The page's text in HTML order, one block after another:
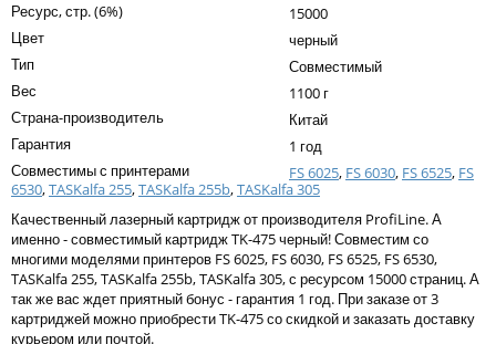
OKI
Samsung
Sharp
Toshiba
Xerox
Для франкировальной машины
Ленточные картриджи
Ресурс, стр. (6%)
15000
Цвет
черный
Тип
Совместимый
Вес
1100 г
Страна-производитель
Китай
Гарантия
1 год
Совместимы с принтерами
FS 6025, FS 6030, FS 6525, FS
6530,TASKalfa 255,TASKalfa 255b,TASKalfa 305
Качественный лазерный картридж от производителя ProfiLine. А
именно - совместимый картридж TK-475 черный! Совместим со
многими моделями принтеров FS 6025, FS 6030, FS 6525, FS 6530,
TASKalfa 255, TASKalfa 255b, TASKalfa 305, с ресурсом 15000 страниц. А
так же вас ждет приятный бонус - гарантия 1 год. При заказе от 3
картриджей можно приобрести TK-475 со скидкой и заказать доставку
курьером или почтой.